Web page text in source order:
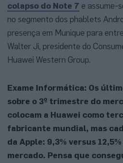
colapso do Note 7 e assume-
no segmento dos phablets
presença em Munique para
Walter Ji, presidente do
Huawei Western Group.
Exame Informática: Os
sobre o 3º trimestre do
colocam a Huawei como
fabricante mundial, mas
da Apple: 9,3% versus
mercado. Pensa que